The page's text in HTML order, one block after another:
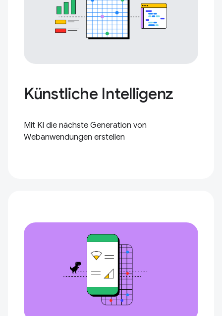
Künstliche Intelligenz
Mit KI die nächste Generation von
Webanwendungen erstellen